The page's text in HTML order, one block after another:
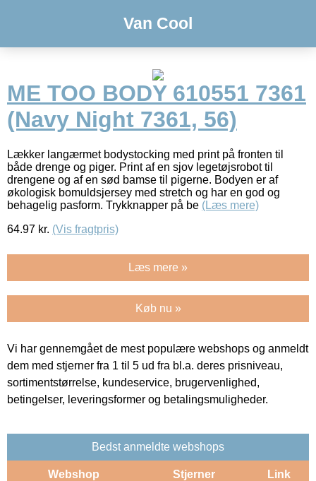
Van Cool
ME TOO BODY 610551 7361
(Navy Night 7361, 56)
Lækker langærmet bodystocking med print på fronten til
både drenge og piger. Print af en sjov legetøjsrobot til
drengene og af en sød bamse til pigerne. Bodyen er af
økologisk bomuldsjersey med stretch og har en god og
behagelig pasform. Trykknapper på be (Læs mere)
64.97 kr. (Vis fragtpris)
Læs mere »
Køb nu »
Vi har gennemgået de mest populære webshops og anmeldt
dem med stjerner fra 1 til 5 ud fra bl.a. deres prisniveau,
sortimentstørrelse, kundeservice, brugervenlighed,
betingelser, leveringsformer og betalingsmuligheder.
Bedst anmeldte webshops
Webshop Stjerner Link